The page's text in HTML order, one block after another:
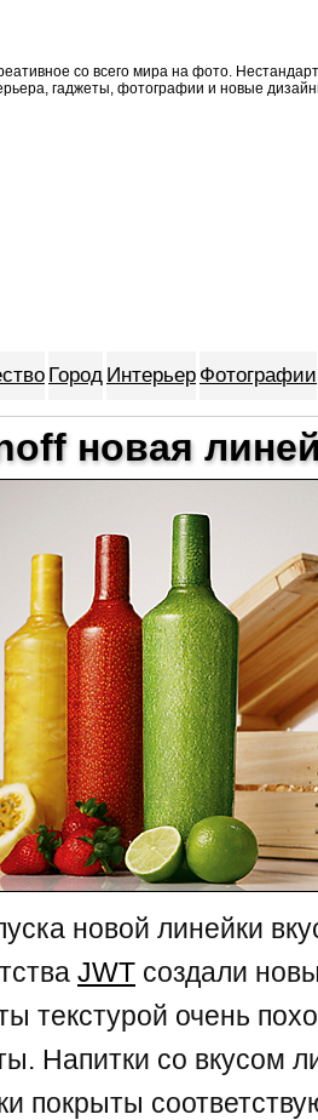
со всего мира на фото.
гаджеты, фотографии и новые
Город Интерьер Фотографии
новая
новой линейки
JWT создали
текстурой очень
Напитки со вкусом
покрыты